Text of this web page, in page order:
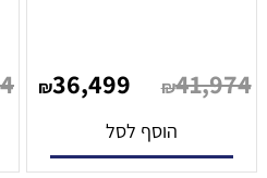
₪41,974
₪36,499
הוסף לסל